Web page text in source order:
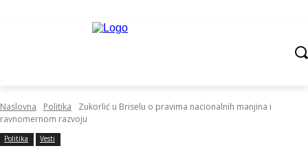
Naslovna Politika
Zukorlić u Briselu o pravima nacionalnih manjina i
ravnomernom razvoju
Politika Vesti